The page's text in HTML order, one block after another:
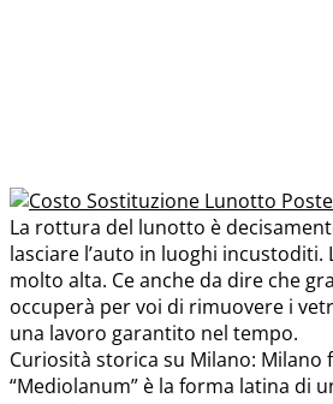
La rottura del lunotto è
lasciare l’auto in luoghi
molto alta. Ce anche da dire che
occuperà per voi di rimuovere i
una lavoro garantito nel tempo.
Curiosità storica su Milano: Milano
“Mediolanum” è la forma latina di